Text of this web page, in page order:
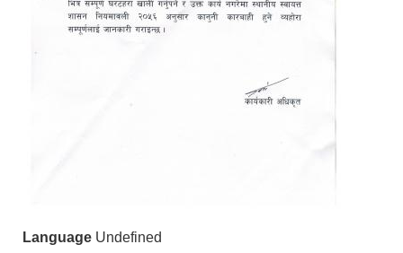
Language Undefined